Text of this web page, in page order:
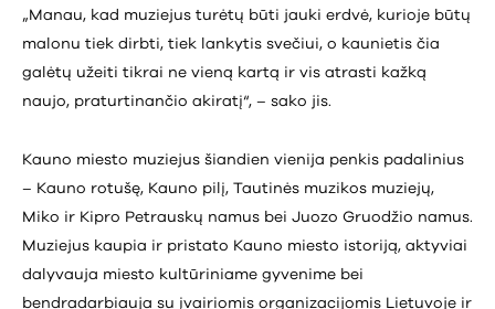
„Manau, kad muziejus turėtų būti jauki erdvė, kurioje būtų
malonu tiek dirbti, tiek lankytis svečiui, o kaunietis čia
galėtų užeiti tikrai ne vieną kartą ir vis atrasti kažką
naujo, praturtinančio akiratį“, – sako jis.
Kauno miesto muziejus šiandien vienija penkis padalinius
– Kauno rotušę, Kauno pilį, Tautinės muzikos muziejų,
Miko ir Kipro Petrauskų namus bei Juozo Gruodžio namus.
Muziejus kaupia ir pristato Kauno miesto istoriją, aktyviai
dalyvauja miesto kultūriniame gyvenime bei
bendradarbiauja su įvairiomis organizacijomis Lietuvoje ir